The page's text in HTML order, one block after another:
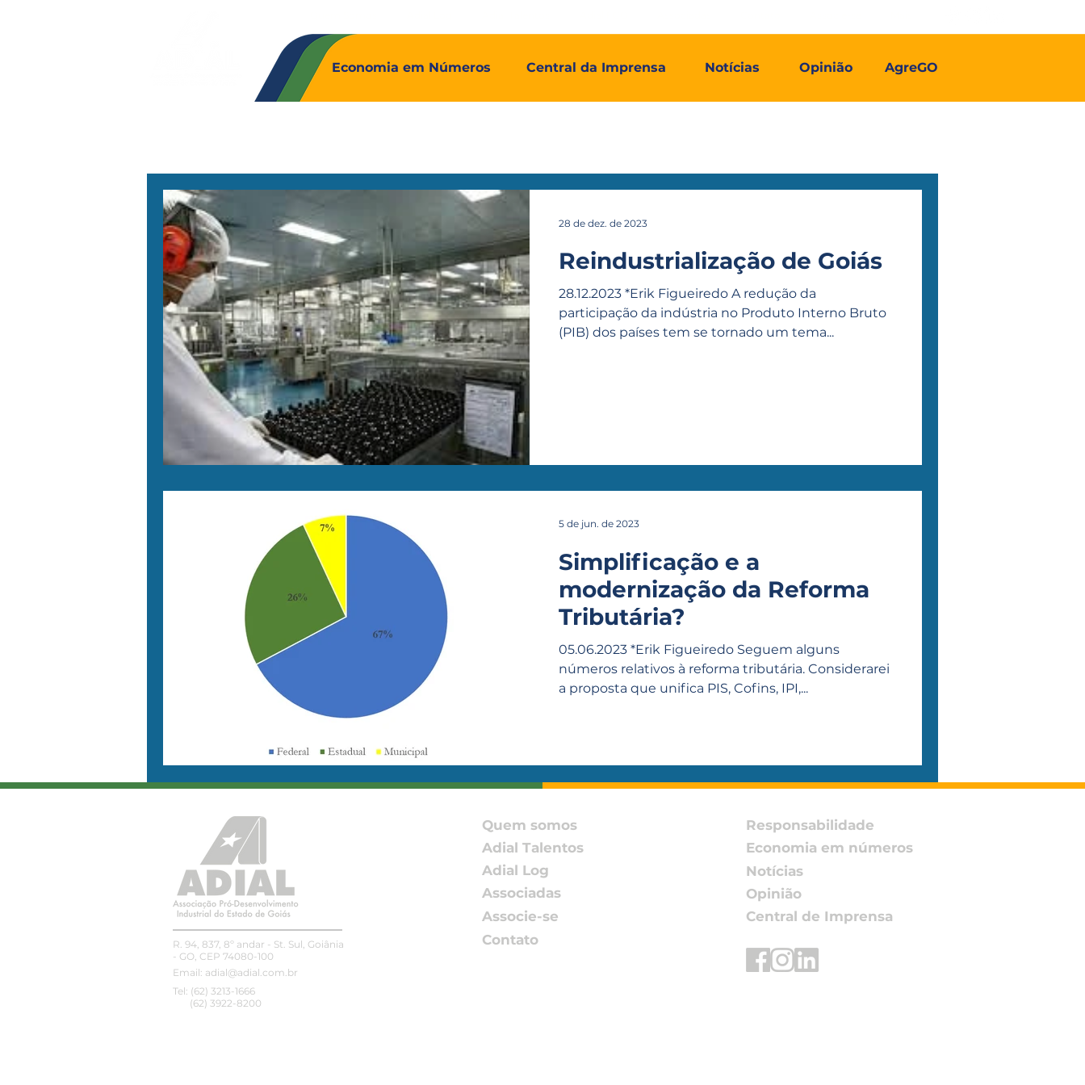
Central da Imprensa
Economia em Números Notícias AgreGO
Opinião
Reindustrialização de Goiás
28.12.2023 *Erik Figueiredo A redução da
participação da indústria no Produto Interno Bruto
(PIB) dos países tem se tornado um tema...
28 de dez. de 2023
Simplificação e a
modernização da Reforma
Tributária?
05.06.2023 *Erik Figueiredo Seguem alguns
números relativos à reforma tributária. Considerarei
a proposta que unifica PIS, Cofins, IPI,...
5 de jun. de 2023
R. 94, 837, 8º andar - St. Sul, Goiânia
- GO, CEP 74080-100
Email: adial@adial.com.br
Tel: (62) 3213-1666
(62) 3922-8200
Quem somos
Adial Talentos
Adial Log
Associadas
Associe-se
Contato
Responsabilidade
Economia em números
Notícias
Opinião
Central de Imprensa